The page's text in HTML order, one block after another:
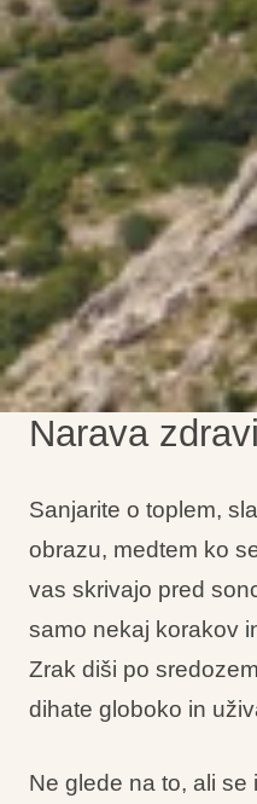
Narava zdravi
Sanjarite o toplem,
obrazu, medtem ko
vas skrivajo pred
samo nekaj korakov
Zrak diši po
dihate globoko in
Ne glede na to, ali se